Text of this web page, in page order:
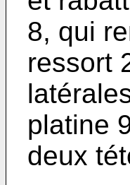
8, qui
ressort
platine
deux